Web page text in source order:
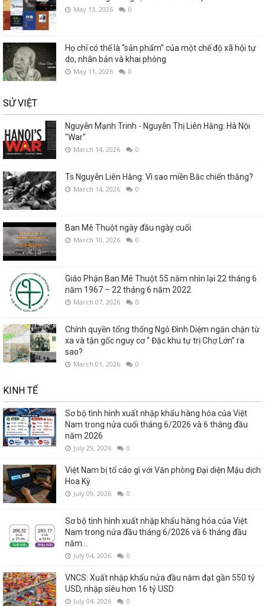
May 13, 2026 0
Họ chỉ có thể là “sản phẩm” của một chế độ xã hội tự
do, nhân bản và khai phóng
May 11, 2026 0
SỬ VIỆT
Nguyễn Mạnh Trinh - Nguyễn Thị Liên Hằng: Hà Nội
"War"
March 14, 2026 0
Ts Nguyễn Liên Hằng: Vì sao miền Bắc chiến thắng?
March 14, 2026 0
Ban Mê Thuột ngày đầu ngày cuối
March 10, 2026 0
Giáo Phận Ban Mê Thuột 55 năm nhìn lại 22 tháng 6
năm 1967 – 22 tháng 6 năm 2022
March 07, 2026 0
Chính quyền tổng thống Ngô Đình Diệm ngăn chận từ
xa và tận gốc nguy cơ “ Đặc khu tự trị Chợ Lớn” ra
sao?
March 01, 2026 0
KINH TẾ
Sơ bộ tình hình xuất nhập khẩu hàng hóa của Việt
Nam trong nửa cuối tháng 6/2026 và 6 tháng đầu
năm 2026
July 29, 2026 0
Việt Nam bị tố cáo gì với Văn phòng Đại diện Mậu dịch
Hoa Kỳ
July 09, 2026 0
Sơ bộ tình hình xuất nhập khẩu hàng hóa của Việt
Nam trong nửa đầu tháng 6/2026 và 6 tháng đầu
năm...
July 04, 2026 0
VNCS: Xuất nhập khẩu nửa đầu năm đạt gần 550 tỷ
USD, nhập siêu hơn 16 tỷ USD
July 04, 2026 0